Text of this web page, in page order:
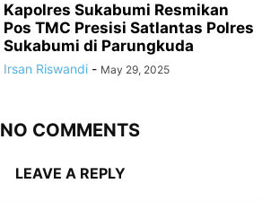
Kapolres Sukabumi Resmikan
Pos TMC Presisi Satlantas Polres
Sukabumi di Parungkuda
Irsan Riswandi - May 29, 2025
NO COMMENTS
LEAVE A REPLY